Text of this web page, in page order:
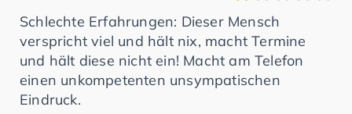
Schlechte Erfahrungen: Dieser Mensch
verspricht viel und hält nix, macht Termine
und hält diese nicht ein! Macht am Telefon
einen unkompetenten unsympatischen
Eindruck.